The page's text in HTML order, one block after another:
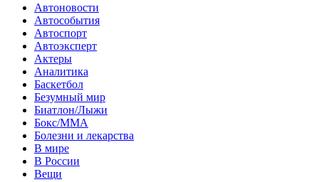
Автоновости
Автособытия
Автоспорт
Автоэксперт
Актеры
Аналитика
Баскетбол
Безумный мир
Биатлон/Лыжи
Бокс/MMA
Болезни и лекарства
В мире
В России
Вещи